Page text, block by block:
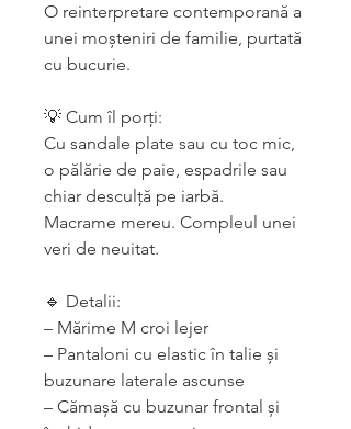
O reinterpretare contemporană a
unei moșteniri de familie, purtată
cu bucurie.
💡 Cum îl porți:
Cu sandale plate sau cu toc mic,
o pălărie de paie, espadrile sau
chiar desculță pe iarbă.
Macrame mereu. Compleul unei
veri de neuitat.
🔹 Detalii:
– Mărime M croi lejer
– Pantaloni cu elastic în talie și
buzunare laterale ascunse
– Cămașă cu buzunar frontal și